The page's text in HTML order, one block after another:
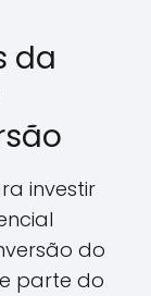
da
investir
do
parte do